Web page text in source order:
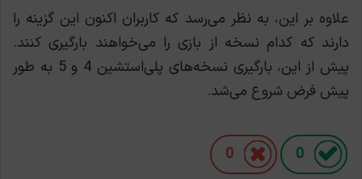
علاوه بر این، به نظر می‌رسد که کاربران اکنون این گزینه را
دارند که کدام نسخه از بازی را می‌خواهند بارگیری کنند.
پیش از این‌، بارگیری نسخه‌های پلی‌استشین 4 و 5 به طور
پیش فرض شروع می‌شد.
0
0